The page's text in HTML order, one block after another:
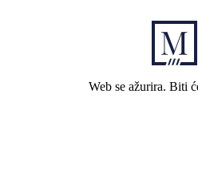
Web se ažurira. Biti